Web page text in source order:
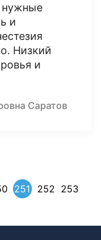
нужные
и
Низкий
и
Саратов
251 252 253